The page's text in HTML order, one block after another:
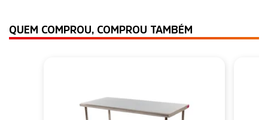
QUEM COMPROU, COMPROU TAMBÉM